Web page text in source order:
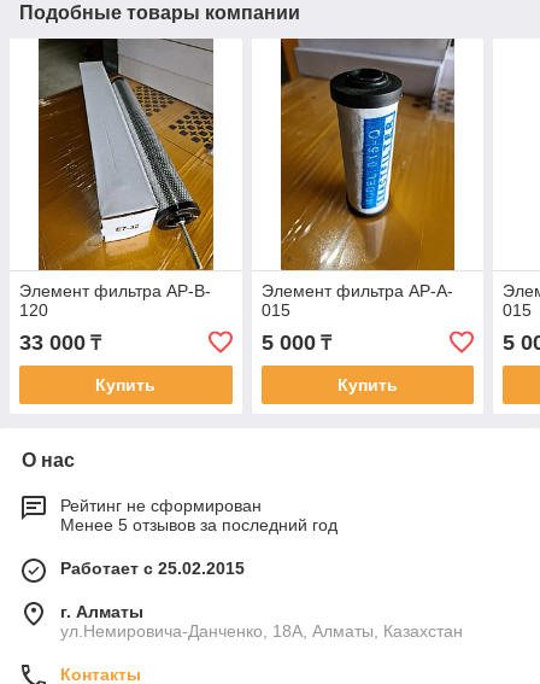
Подобные товары компании
Элемент фильтра AP-B-
120
33 000 ₸
Купить
Элемент фильтра AP-A-
015
5 000₸
Купить
015
5
О нас
Рейтинг не сформирован
Менее 5 отзывов за последний год
Работает с 25.02.2015
г. Алматы
ул.Немировича-Данченко, 18А, Алматы, Казахстан
Контакты